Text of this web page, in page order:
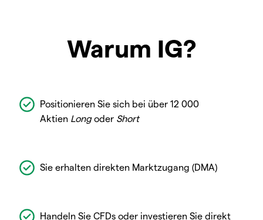
Warum IG?
Positionieren Sie sich bei über 12 000
Aktien Longoder Short
Sie erhalten direkten Marktzugang (DMA)
Handeln Sie CFDs oder investieren Sie direkt